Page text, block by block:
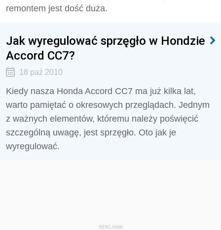
remontem jest dość duża.
Jak wyregulować sprzęgło w Hondzie
Accord CC7?
18 paź 2010
Kiedy nasza Honda Accord CC7 ma już kilka lat,
warto pamiętać o okresowych przeglądach. Jednym
z ważnych elementów, któremu należy poświęcić
szczególną uwagę, jest sprzęgło. Oto jak je
wyregulować.
REKLAMA